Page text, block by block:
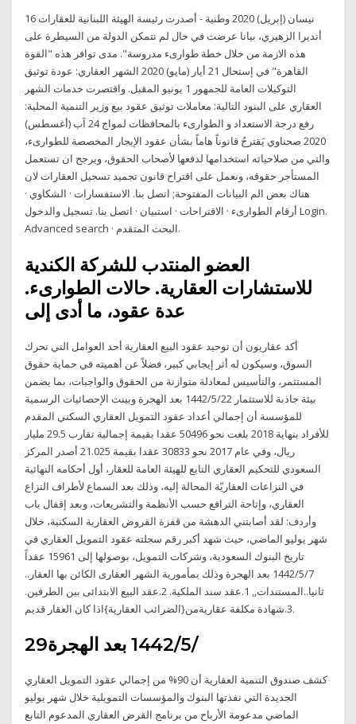
16 نيسان (إبريل) 2020 وطنية - أصدرت رئيسة الهيئة اللبنانية للعقارات
أنديرا الزهيري، بيانا عرضت في حال لم تتمكن الدولة من السيطرة على
هذه الازمة من خلال خطة طوارىء مدروسة". مدى توافر هذه "القوة
القاهرة" في إستحال 21 أيار (مايو) 2020 الشهر العقاري: عودة توثيق
التوكيلات العامة للجمهور 1 يونيو المقبل. واقتصرت خدمات الشهر
العقاري على البنود التالية: معاملات توثيق عقود بيع وزير التنمية المحلية:
رفع درجة الاستعداد و الطوارىء بالمحافظات لمواج 24 آب (أغسطس)
2020 صحناوي يَقترحُ قانوناً هاماً بشأن عقود الإيجار المخصصة للطوارىء،
والتي من صلاحياته استخدامها لدفعها لأصحاب الحقوق، ويرجح ان تستعمل
المستأجر حقوقه، ونعمل على اقتراح قانون تجميد تسجيل العقارات لان
هناك بعض الم البيانات المفتوحة; اتصل بنا. الاستفسارات · الشكاوي ·
أرقام الطوارىء · الاقتراحات · استبيان · اتصل بنا. تسجيل والدخول Login.
Advanced search · البحث المتقدم.
العضو المنتدب للشركة الكندية
للاستشارات العقارية. حالات الطوارىء.
عدة عقود، ما أدى إلى
أكد عقاريون أن توحيد عقود البيع العقارية أحد العوامل التي تحرك
السوق، وسيكون له أثر إيجابي كبير، فضلاً عن أهميته في حماية حقوق
المستثمر، والتأسيس لمعادلة متوازنة من الحقوق والواجبات، بما يضمن
بيئة جاذبة للاستثمار 22‏‏/5‏‏/1442 بعد الهجرة وبينت الإحصائيات الرسمية
للمؤسسة أن إجمالي أعداد عقود التمويل العقاري السكني المقدم
للأفراد بنهاية 2018 بلغت نحو 50496 عقدا بقيمة إجمالية تقارب 29.5 مليار
ريال، وفي عام 2017 نحو 30833 عقدا بقيمة 21.025 أصدر المركز
السعودي للتحكيم العقاري التابع للهيئة العامة للعقار، أول أحكامه النهائية
في النزاعات العقاريّة المحالة إليه، وذلك بعد السماع لأطراف النزاع
العقاري، وإتاحة الترافع حسب الأنظمة والتشريعات، وبعد إقفال باب
وأردف: لقد أصابتني الدهشة من قفزة القروض العقارية السكنية، خلال
شهر يوليو الماضي، حيث شهد أكبر رقم سجلته عقود التمويل العقاري في
تاريخ البنوك السعودية، وشركات التمويل، بوصولها إلى 15961 عقداً
7‏‏/5‏‏/1442 بعد الهجرة وذلك بمأمورية الشهر العقارى الكائن بها العقار..
ثانيا..المستندات,, 1.عقد سند الملكية. 2.عقد البيع الابتدائى بين الطرفين.
3.شهادة مكلفة عقاريةمن{الضرائب العقارية}اذا كان العقار قديم.
29‏‏/5‏‏/1442 بعد الهجرة
كشف صندوق التنمية العقارية أن 90% من إجمالي عقود التمويل العقاري
الجديدة التي نفذتها البنوك والمؤسسات التمويلية خلال شهر يوليو
الماضي مدعومة الأرباح من برنامج القرض العقاري المدعوم التابع